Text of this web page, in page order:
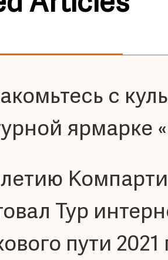
с
ярмарке
Тур
пути 2021